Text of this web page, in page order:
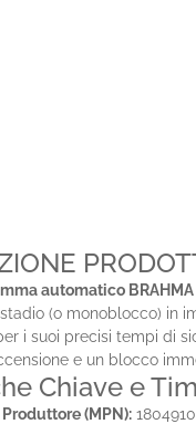
automatico
(o monoblocco) in
i suoi precisi tempi di
e un blocco
Chiave e
(MPN):